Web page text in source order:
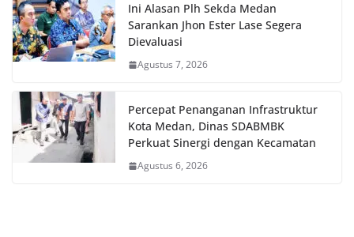
Ini Alasan Plh Sekda Medan
Sarankan Jhon Ester Lase Segera
Dievaluasi
Agustus 7, 2026
Percepat Penanganan Infrastruktur
Kota Medan, Dinas SDABMBK
Perkuat Sinergi dengan Kecamatan
Agustus 6, 2026